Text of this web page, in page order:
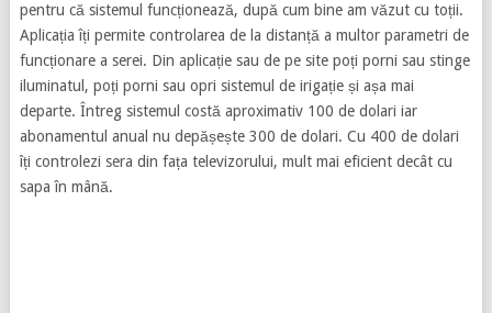
pentru că sistemul funcționează, după cum bine am văzut cu toții.
Aplicația îți permite controlarea de la distanță a multor parametri de
funcționare a serei. Din aplicație sau de pe site poți porni sau stinge
iluminatul, poți porni sau opri sistemul de irigație și așa mai
departe. Întreg sistemul costă aproximativ 100 de dolari iar
abonamentul anual nu depășește 300 de dolari. Cu 400 de dolari
îți controlezi sera din fața televizorului, mult mai eficient decât cu
sapa în mână.